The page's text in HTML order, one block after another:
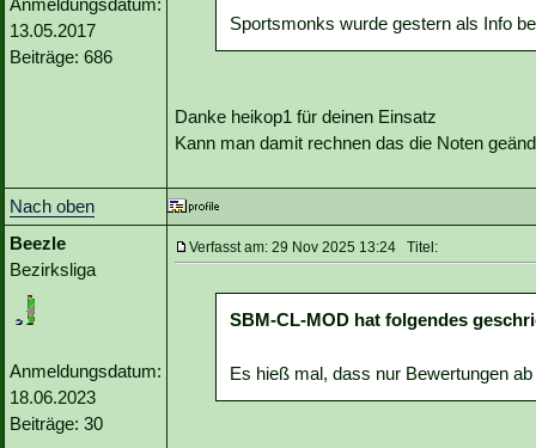
Anmeldungsdatum:
13.05.2017
Beiträge: 686
Sportsmonks wurde gestern als Info
Danke heikop1 für deinen Einsatz
Kann man damit rechnen das die Noten
Nach oben
Beezle
Bezirksliga
Anmeldungsdatum:
18.06.2023
Beiträge: 30
Verfasst am: 29 Nov 2025 13:24 Titel:
SBM-CL-MOD hat folgendes
Es hieß mal, dass nur Bewertungen